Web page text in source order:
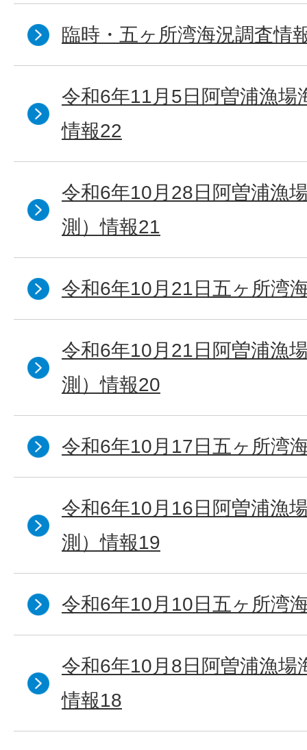
臨時・五ヶ所湾海況調査情
令和6年11月5日阿曽浦漁場
情報22
令和6年10月28日阿曽浦漁
測）情報21
令和6年10月21日五ヶ所湾
令和6年10月21日阿曽浦漁
測）情報20
令和6年10月17日五ヶ所湾
令和6年10月16日阿曽浦漁
測）情報19
令和6年10月10日五ヶ所湾
令和6年10月8日阿曽浦漁場
情報18